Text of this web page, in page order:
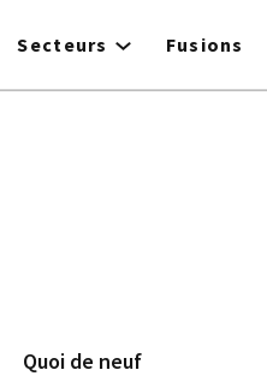
Secteurs Fusions
Quoi de neuf